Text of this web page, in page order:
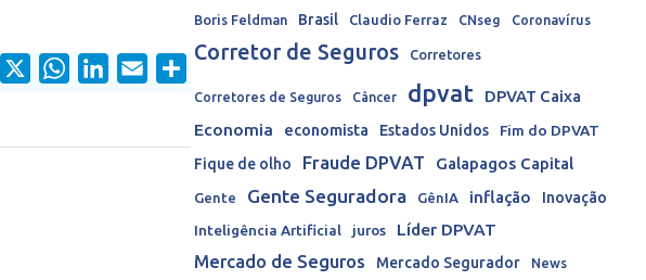
Facebook WhatsAppLinkedIn
Email
Boris Feldman Brasil Claudio Ferraz CNseg Coronavírus
Corretor de Seguros Corretores
Corretores de Seguros Câncer dpvat
DPVAT Caixa
Economia
economista Estados Unidos
Fim do DPVAT
Fique de olho
Fraude DPVAT Galapagos Capital
Gente Gente Seguradora GênIA inflação
Inovação
Inteligência Artificial
juros
Líder DPVAT
Mercado de Seguros
Mercado Segurador
News